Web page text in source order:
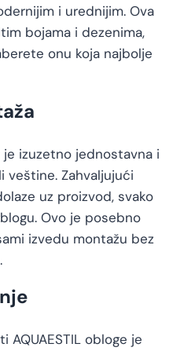
i urednijim. Ova
bojama i dezenima,
onu koja najbolje
je izuzetno jednostavna i
veštine. Zahvaljujući
uz proizvod, svako
Ovo je posebno
izvedu montažu bez
obloge je